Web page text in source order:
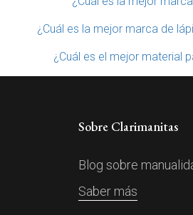
¿Cuál es la mejor marca de
¿Cuál es el mejor material
Sobre Clarimanitas
Blog sobre
Saber más